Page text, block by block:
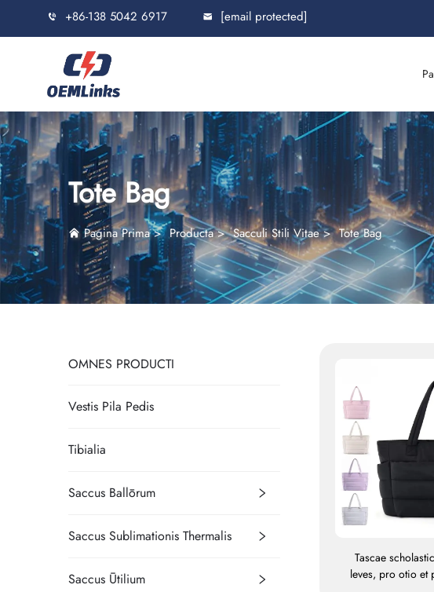
+86-138 5042 6917 [email protected]
Tote Bag
Pagina Prima>Producta>Sacculi Stili Vitae>Tote Bag
OMNES PRODUCTI
Vestis Pila Pedis
Tibialia
Saccus Ballōrum
Saccus Sublimationis Thermalis
Saccus Ūtilium
Tascae
leves, pro otio et